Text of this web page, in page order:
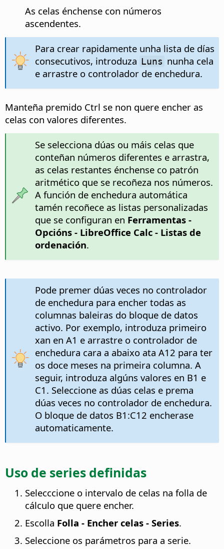
As celas énchense con números
ascendentes.
Para crear rapidamente unha lista de días
consecutivos, introduza Luns nunha cela
e arrastre o controlador de enchedura.
Manteña premido Ctrl se non quere encher as
celas con valores diferentes.
Se selecciona dúas ou máis celas que
conteñan números diferentes e arrastra,
as celas restantes énchense co patrón
aritmético que se recoñeza nos números.
A función de enchedura automática
tamén recoñece as listas personalizadas
que se configuran en Ferramentas -
Opcións- LibreOffice Calc - Listas de
ordenación.
Pode premer dúas veces no controlador
de enchedura para encher todas as
columnas baleiras do bloque de datos
activo. Por exemplo, introduza primeiro
xan en A1 e arrastre o controlador de
enchedura cara a abaixo ata A12 para ter
os doce meses na primeira columna. A
seguir, introduza algúns valores en B1 e
C1. Seleccione as dúas celas e prema
dúas veces no controlador de enchedura.
O bloque de datos B1:C12 encherase
automaticamente.
Uso de series definidas
Selecccione o intervalo de celas na folla de
cálculo que quere encher.
Escolla Folla - Encher celas - Series.
Seleccione os parámetros para a serie.